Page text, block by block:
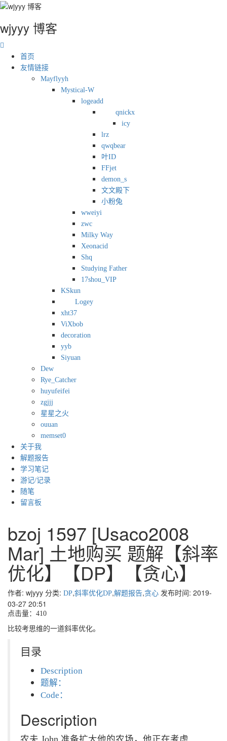
wjyyy 博客
首页
友情链接
Mayflyyh
Mystical-W
logeadd
qnickx
icy
lrz
qwqbear
叶ID
FFjet
demon_s
文文殿下
小粉兔
wweiyi
zwc
Milky Way
Xeonacid
Shq
Studying Father
17shou_VIP
KSkun
Logey
xht37
ViXbob
decoration
yyb
Siyuan
Dew
Rye_Catcher
huyufeifei
zgjjj
星星之火
ouuan
memset0
关于我
解题报告
学习笔记
游记/记录
随笔
留言板
bzoj 1597 [Usaco2008
Mar] 土地购买 题解【斜率
优化】【DP】【贪心】
作者: wjyyy 分类: DP,斜率优化DP,解题报告,贪心 发布时间: 2019-
03-27 20:51
点击量：410
比较考思维的一道斜率优化。
目录
Description
题解：
Code：
Description